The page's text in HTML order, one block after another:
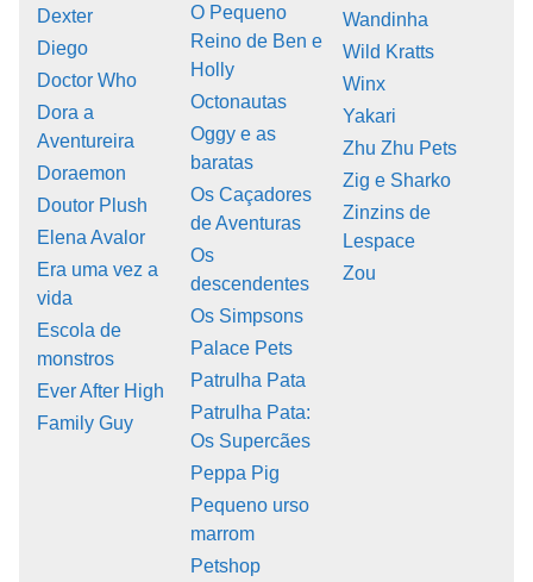
Dexter
Diego
Doctor Who
Dora a
Aventureira
Doraemon
Doutor Plush
Elena Avalor
Era uma vez a
vida
Escola de
monstros
Ever After High
Family Guy
O Pequeno
Reino de Ben e
Holly
Octonautas
Oggy e as
baratas
Os Caçadores
de Aventuras
Os
descendentes
Os Simpsons
Palace Pets
Patrulha Pata
Patrulha Pata:
Os Supercães
Peppa Pig
Pequeno urso
marrom
Petshop
Wandinha
Wild Kratts
Winx
Yakari
Zhu Zhu Pets
Zig e Sharko
Zinzins de
Lespace
Zou